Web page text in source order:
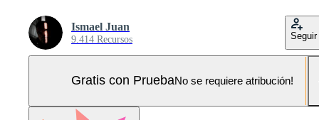
Ismael Juan
9.414 Recursos Seguir
Gratis con PruebaNo se requiere atribución!